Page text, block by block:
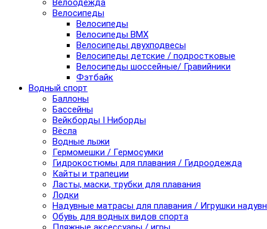
Велоодежда
Велосипеды
Велосипеды
Велосипеды BMX
Велосипеды двухподвесы
Велосипеды детские / подростковые
Велосипеды шоссейные/ Гравийники
Фэтбайк
Водный спорт
Баллоны
Бассейны
Вейкборды I Ниборды
Вёсла
Водные лыжи
Гермомешки / Гермосумки
Гидрокостюмы для плавания / Гидроодежда
Кайты и трапеции
Ласты, маски, трубки для плавания
Лодки
Надувные матрасы для плавания / Игрушки
Обувь для водных видов спорта